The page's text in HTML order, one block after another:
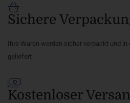
Sichere
Ihre Waren werden sicher verpackt und in
geliefert
Kostenloser